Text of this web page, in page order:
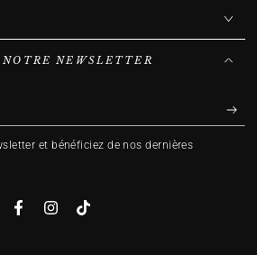
NEWSLETTER
et bénéficiez de nos dernières
FacebookInstagramTikTok